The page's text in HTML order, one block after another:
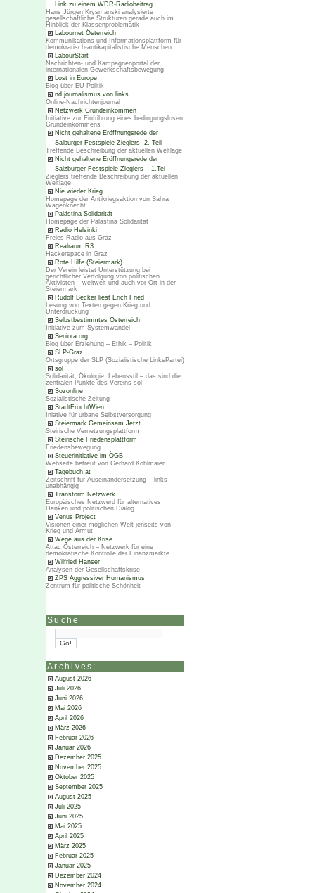
Link zu einem WDR-Radiobeitrag
Hans Jürgen Krysmanski analysierte
gesellschaftliche Strukturen gerade auch im
Hinblick der Klassenproblematik
Labournet Österreich
Kommunikations und Informationsplattform für
demokratisch-antikapitalistische Menschen
LabourStart
Nachrichten- und Kampagnenportal der
internationalen Gewerkschaftsbewegung
Lost in Europe
Blog über EU-Politik
nd journalismus von links
Online-Nachrichtenjournal
Netzwerk Grundeinkommen
Initiative zur Einführung eines bedingungslosen
Grundeinkommens
Nicht gehaltene Eröffnungsrede der
Salburger Festspiele Zieglers -2. Teil
Treffende Beschreibung der aktuellen Weltlage
Nicht gehaltene Eröffnungsrede der
Salzburger Festspiele Zieglers – 1.Tei
Zieglers treffende Beschreibung der aktuellen
Weltlage
Nie wieder Krieg
Homepage der Antikriegsaktion von Sahra
Wagenknecht
Palästina Solidarität
Homepage der Palästina Solidarität
Radio Helsinki
Freies Radio aus Graz
Realraum R3
Hackerspace in Graz
Rote Hilfe (Steiermark)
Der Verein leistet Unterstützung bei
gerichtlicher Verfolgung von politischen
Aktivisten – weltweit und auch vor Ort in der
Steiermark
Rudolf Becker liest Erich Fried
Lesung von Texten gegen Krieg und
Unterdrückung
Selbstbestimmtes Österreich
Initiative zum Systemwandel
Seniora.org
Blog über Erziehung – Ethik – Politik
SLP-Graz
Ortsgruppe der SLP (Sozialistische LinksPartei)
sol
Solidarität, Ökologie, Lebensstil – das sind die
zentralen Punkte des Vereins sol
Sozonline
Sozialistische Zeitung
StadtFruchtWien
Iniative für urbane Selbstversorgung
Steiermark Gemeinsam Jetzt
Steirische Vernetzungsplattform
Steirische Friedensplattform
Friedensbewegung
Steuerinitiative im ÖGB
Webseite betreut von Gerhard Kohlmaier
Tagebuch.at
Zeitschrift für Auseinandersetzung – links –
unabhängig
Transform Netzwerk
Europäisches Netzwerd für alternatives
Denken und politischen Dialog
Venus Project
Visionen einer möglichen Welt jenseits von
Krieg und Armut
Wege aus der Krise
Attac Österreich – Netzwerk für eine
demokratische Kontrolle der Finanzmärkte
Wilfried Hanser
Analysen der Gesellschaftskrise
ZPS Aggressiver Humanismus
Zentrum für politische Schönheit
Suche
Archives:
August 2026
Juli 2026
Juni 2026
Mai 2026
April 2026
März 2026
Februar 2026
Januar 2026
Dezember 2025
November 2025
Oktober 2025
September 2025
August 2025
Juli 2025
Juni 2025
Mai 2025
April 2025
März 2025
Februar 2025
Januar 2025
Dezember 2024
November 2024